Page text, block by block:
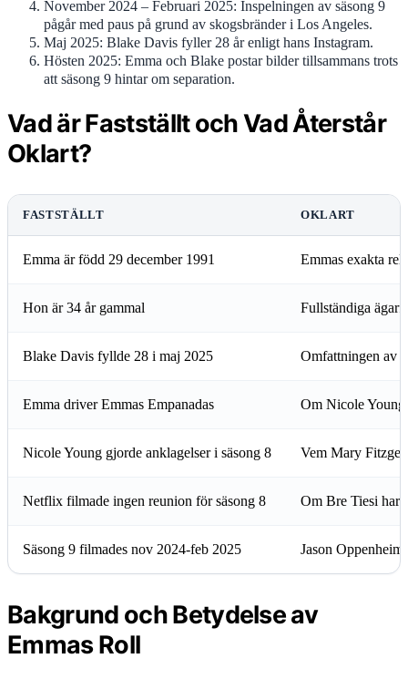
November 2024 – Februari 2025: Inspelningen av säsong 9
pågår med paus på grund av skogsbränder i Los Angeles.
Maj 2025: Blake Davis fyller 28 år enligt hans Instagram.
Hösten 2025: Emma och Blake postar bilder tillsammans trots
att säsong 9 hintar om separation.
Vad är Fastställt och Vad Återstår
Oklart?
FASTSTÄLLT OKLART
Emma är född 29 december 1991 Emmas exakta
Hon är 34 år gammal Fullständiga
Blake Davis fyllde 28 i maj 2025 Omfattningen av
Emma driver Emmas Empanadas Om Nicole
Nicole Young gjorde anklagelser i säsong 8 Vem Mary
Netflix filmade ingen reunion för säsong 8 Om Bre Tiesi har
Säsong 9 filmades nov 2024-feb 2025 Jason
Bakgrund och Betydelse av
Emmas Roll